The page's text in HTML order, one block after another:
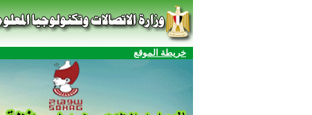
خريطة الموقع